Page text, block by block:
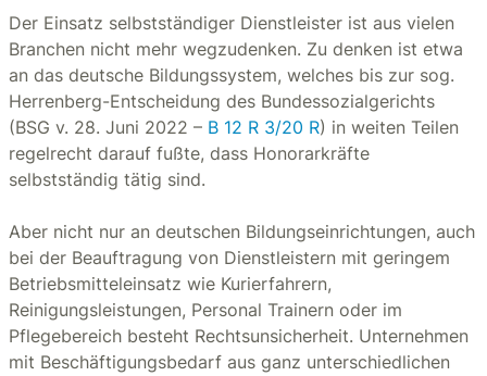
Der Einsatz selbstständiger Dienstleister ist aus vielen
Branchen nicht mehr wegzudenken. Zu denken ist etwa
an das deutsche Bildungssystem, welches bis zur sog.
Herrenberg-Entscheidung des Bundessozialgerichts
(BSG v. 28. Juni 2022 – B 12 R 3/20 R) in weiten Teilen
regelrecht darauf fußte, dass Honorarkräfte
selbstständig tätig sind.
Aber nicht nur an deutschen Bildungseinrichtungen, auch
bei der Beauftragung von Dienstleistern mit geringem
Betriebsmitteleinsatz wie Kurierfahrern,
Reinigungsleistungen, Personal Trainern oder im
Pflegebereich besteht Rechtsunsicherheit. Unternehmen
mit Beschäftigungsbedarf aus ganz unterschiedlichen